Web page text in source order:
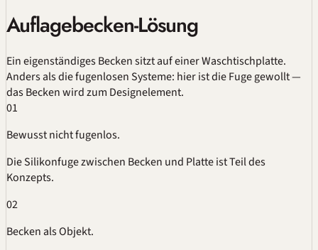
Auflagebecken-Lösung
Ein eigenständiges Becken sitzt auf einer Waschtischplatte.
Anders als die fugenlosen Systeme: hier ist die Fuge gewollt —
das Becken wird zum Designelement.
01
Bewusst nicht fugenlos.
Die Silikonfuge zwischen Becken und Platte ist Teil des
Konzepts.
02
Becken als Objekt.